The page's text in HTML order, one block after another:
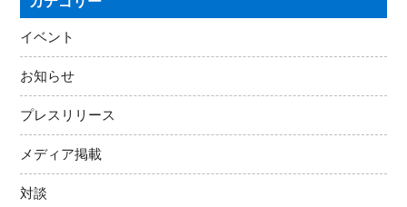
イベント
お知らせ
プレスリリース
メディア掲載
対談